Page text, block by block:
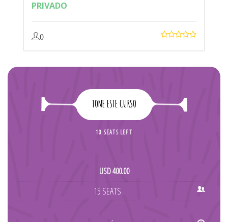
PRIVADO
0
TOME ESTE CURSO
10 SEATS LEFT
USD400.00
15 SEATS